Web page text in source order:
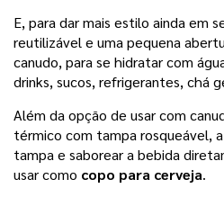
E, para dar mais estilo ainda em
reutilizável e uma pequena
canudo, para se hidratar com
drinks, sucos, refrigerantes, chá
Além da opção de usar com
térmico com tampa rosqueável,
tampa e saborear a bebida
usar como copo para cerveja.